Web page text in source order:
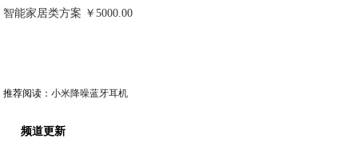
智能家居类方案 ￥5000.00
推荐阅读：小米降噪蓝牙耳机
频道更新